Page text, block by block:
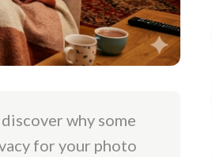
why some
for your photo